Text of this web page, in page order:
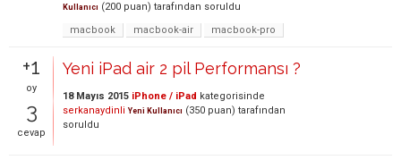
Kullanıcı (200 puan) tarafından soruldu
macbook
macbook-air macbook-pro
+1
oy
3
cevap
Yeni iPad air 2 pil Performansı ?
18 Mayıs 2015 iPhone / iPad kategorisinde
serkanaydinli Yeni Kullanıcı (350 puan) tarafından
soruldu